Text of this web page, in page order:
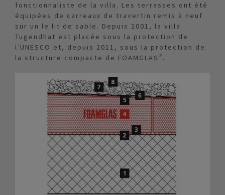
fonctionnaliste de la villa. Les terrasses ont été
équipées de carreaux de travertin remis à neuf
sur un le lit de sable. Depuis 2001, la villa
Tugendhat est placée sous la protection de
l’UNESCO et, depuis 2011, sous la protection de
la structure compacte de FOAMGLAS®.